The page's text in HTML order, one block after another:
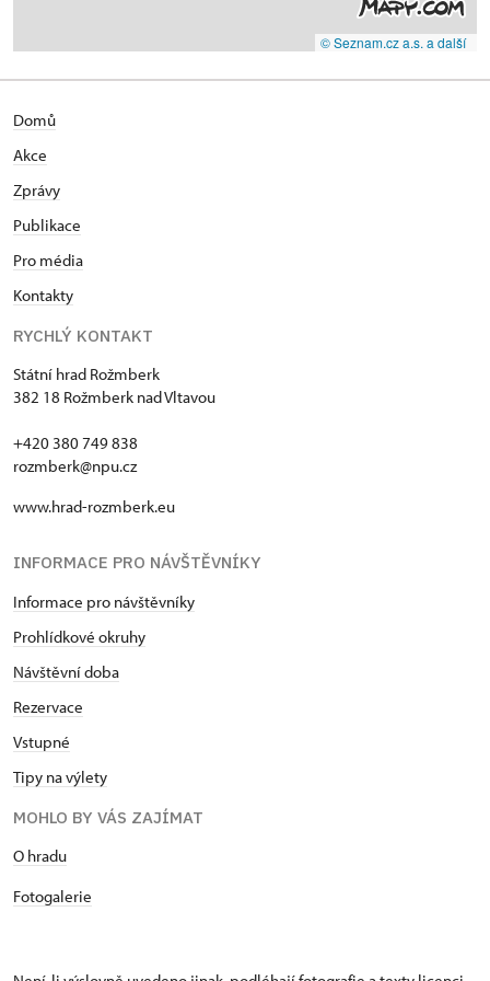
© Seznam.cz a.s. a další
Domů
Akce
Zprávy
Publikace
Pro média
Kontakty
RYCHLÝ KONTAKT
Státní hrad Rožmberk
382 18 Rožmberk nad Vltavou
+420 380 749 838
rozmberk@npu.cz
www.hrad-rozmberk.eu
INFORMACE PRO NÁVŠTĚVNÍKY
Informace pro návštěvníky
Prohlídkové okruhy
Návštěvní doba
Rezervace
Vstupné
Tipy na výlety
MOHLO BY VÁS ZAJÍMAT
O hradu
Fotogalerie